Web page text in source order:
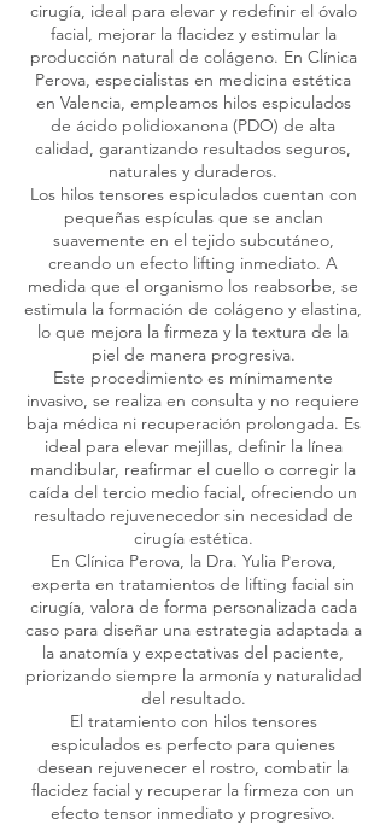
cirugía, ideal para elevar y redefinir el óvalo
facial, mejorar la flacidez y estimular la
producción natural de colágeno. En Clínica
Perova, especialistas en medicina estética
en Valencia, empleamos hilos espiculados
de ácido polidioxanona (PDO) de alta
calidad, garantizando resultados seguros,
naturales y duraderos.
Los hilos tensores espiculados cuentan con
pequeñas espículas que se anclan
suavemente en el tejido subcutáneo,
creando un efecto lifting inmediato. A
medida que el organismo los reabsorbe, se
estimula la formación de colágeno y elastina,
lo que mejora la firmeza y la textura de la
piel de manera progresiva.
Este procedimiento es mínimamente
invasivo, se realiza en consulta y no requiere
baja médica ni recuperación prolongada. Es
ideal para elevar mejillas, definir la línea
mandibular, reafirmar el cuello o corregir la
caída del tercio medio facial, ofreciendo un
resultado rejuvenecedor sin necesidad de
cirugía estética.
En Clínica Perova, la Dra. Yulia Perova,
experta en tratamientos de lifting facial sin
cirugía, valora de forma personalizada cada
caso para diseñar una estrategia adaptada a
la anatomía y expectativas del paciente,
priorizando siempre la armonía y naturalidad
del resultado.
El tratamiento con hilos tensores
espiculados es perfecto para quienes
desean rejuvenecer el rostro, combatir la
flacidez facial y recuperar la firmeza con un
efecto tensor inmediato y progresivo.